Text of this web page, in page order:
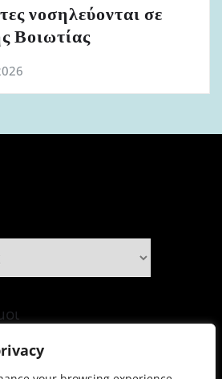
νοσηλεύονται σε
Βοιωτίας